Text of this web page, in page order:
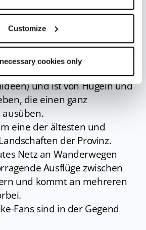
Customize
cookies only
seine Wildheit bewahrt hat,
in Küstennähe eigentlich
Der Wildbach Ventena fließt
Korridor spontaner
seltenen Erle und
und ist von Hügeln und
die einen ganz
ausüben.
eine der ältesten und
der Provinz.
Netz an Wanderwegen
Ausflüge zwischen
und kommt an mehreren
Fans sind in der Gegend